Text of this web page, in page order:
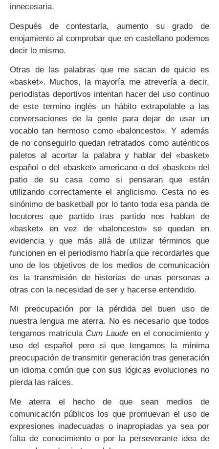
innecesaria.
Después de contestarla, aumento su grado de
enojamiento al comprobar que en castellano podemos
decir lo mismo.
Otras de las palabras que me sacan de quicio es
«basket». Muchos, la mayoría me atrevería a decir,
periodistas deportivos intentan hacer del uso continuo
de este termino inglés un hábito extrapolable a las
conversaciones de la gente para dejar de usar un
vocablo tan hermoso como «baloncesto». Y además
de no conseguirlo quedan retratados como auténticos
paletos al acortar la palabra y hablar del «basket»
español o del «basket» americano o del «basket» del
patio de su casa como si pensaran que están
utilizando correctamente el anglicismo. Cesta no es
sinónimo de basketball por lo tanto toda esa panda de
locutores que partido tras partido nos hablan de
«basket» en vez de «baloncesto» se quedan en
evidencia y que más allá de utilizar términos que
funcionen en el periodismo habría que recordarles que
uno de los objetivos de los medios de comunicación
es la transmisión de historias de unas personas a
otras con la necesidad de ser y hacerse entendido.
Mi preocupación por la pérdida del buen uso de
nuestra lengua me aterra. No es necesario que todos
tengamos matricula Cum Laude en el conocimiento y
uso del español pero si que tengamos la mínima
preocupación de transmitir generación tras generación
un idioma común que con sus lógicas evoluciones no
pierda las raíces.
Me aterra el hecho de que sean medios de
comunicación públicos los que promuevan el uso de
expresiones inadecuadas o inapropiadas ya sea por
falta de conocimiento o por la perseverante idea de